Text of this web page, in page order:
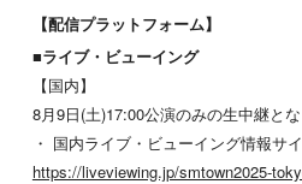
【配信プラットフォーム】
■ライブ・ビューイング
【国内】
8月9日(土)17:00公演のみの生中継とな
・ 国内ライブ・ビューイング情報サ
https://liveviewing.jp/smtown2025-